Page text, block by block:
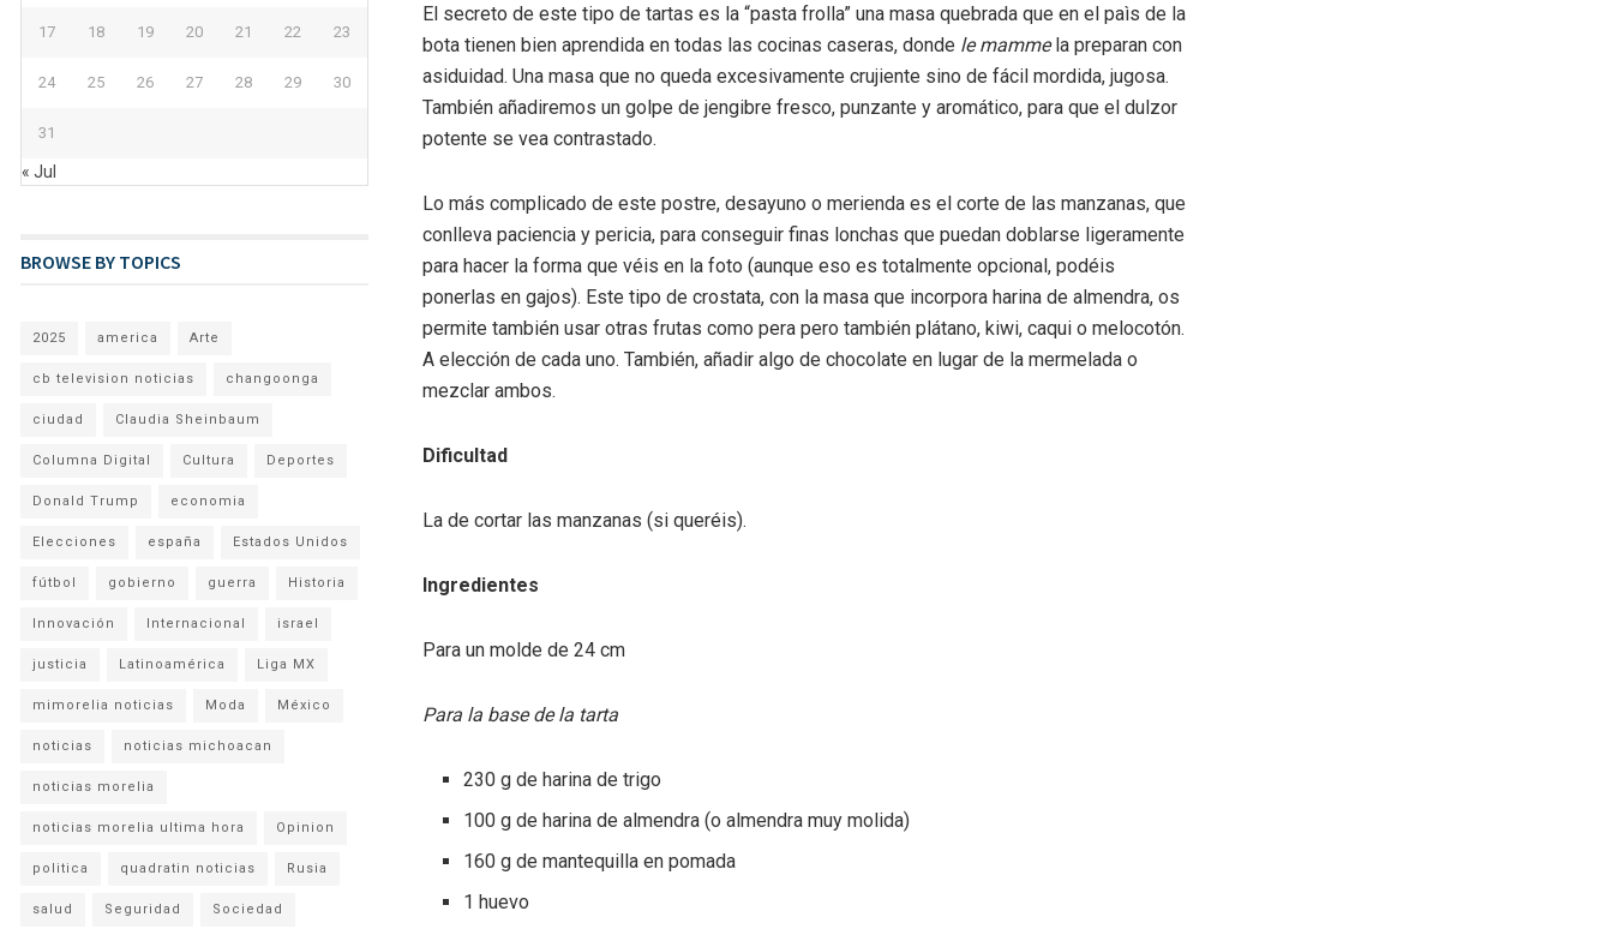
El secreto de este tipo de tartas es la “pasta frolla” una masa quebrada que en el paìs de la
bota tienen bien aprendida en todas las cocinas caseras, donde le mammela preparan con
asiduidad. Una masa que no queda excesivamente crujiente sino de fácil mordida, jugosa.
También añadiremos un golpe de jengibre fresco, punzante y aromático, para que el dulzor
potente se vea contrastado.
Lo más complicado de este postre, desayuno o merienda es el corte de las manzanas, que
conlleva paciencia y pericia, para conseguir finas lonchas que puedan doblarse ligeramente
para hacer la forma que véis en la foto (aunque eso es totalmente opcional, podéis
ponerlas en gajos). Este tipo de crostata, con la masa que incorpora harina de almendra, os
permite también usar otras frutas como pera pero también plátano, kiwi, caqui o melocotón.
A elección de cada uno. También, añadir algo de chocolate en lugar de la mermelada o
mezclar ambos.
Dificultad
La de cortar las manzanas (si queréis).
Ingredientes
Para un molde de 24 cm
Para la base de la tarta
230 g de harina de trigo
100 g de harina de almendra (o almendra muy molida)
160 g de mantequilla en pomada
1 huevo
17 18 19 20 21 22 23
24 25 26 27 28 29 30
31
« Jul
BROWSE BY TOPICS
2025 america Arte
cb television noticias changoonga
ciudad Claudia Sheinbaum
Columna Digital Cultura Deportes
Donald Trump economia
Elecciones españa Estados Unidos
fútbol gobierno guerra Historia
Innovación Internacional israel
justicia Latinoamérica Liga MX
mimorelia noticias Moda México
noticias noticias michoacan
noticias morelia
noticias morelia ultima hora Opinion
politica quadratin noticias Rusia
salud Seguridad Sociedad